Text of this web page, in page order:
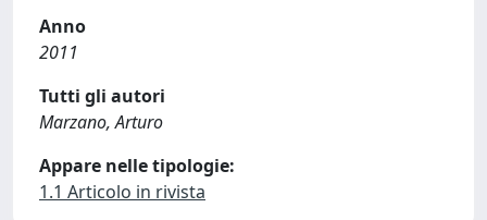
Anno
2011
Tutti gli autori
Marzano, Arturo
Appare nelle tipologie:
1.1 Articolo in rivista